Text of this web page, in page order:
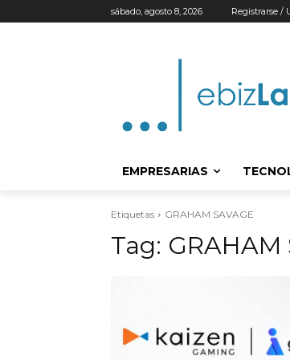
sábado, agosto 8, 2026 Registrarse /
EMPRESARIAS
Etiquetas GRAHAM SAVAGE
Tag: GRAHAM